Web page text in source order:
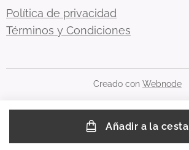
Añadir a la cesta
Política de privacidad
Términos y Condiciones
Creado con Webnode